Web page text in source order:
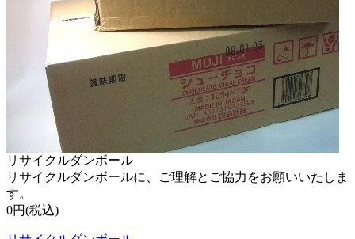
リサイクルダンボール
リサイクルダンボールに、ご理解とご協力をお願いいたしま
す。
0円(税込)